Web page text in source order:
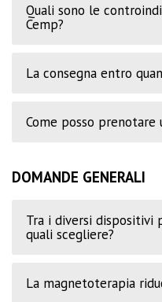
Quali sono le
Cemp?
La consegna entro
Come posso prenotare
DOMANDE GENERALI
Tra i diversi dispositivi
quali scegliere?
La magnetoterapia